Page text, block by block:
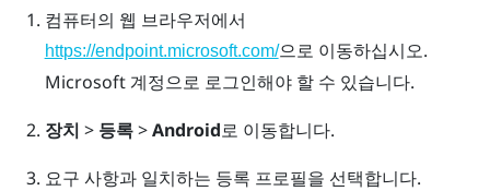
컴퓨터의 웹 브라우저에서
https://endpoint.microsoft.com/으로 이동하십시오.
Microsoft 계정으로 로그인해야 할 수 있습니다.
장치 > 등록>Android로 이동합니다.
요구 사항과 일치하는 등록 프로필을 선택합니다.